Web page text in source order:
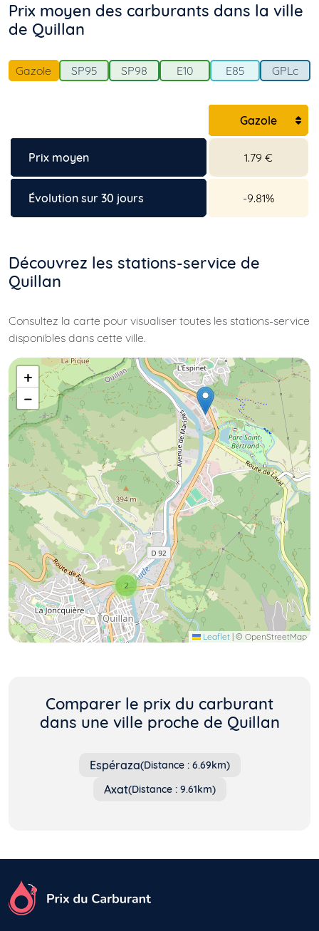
Prix moyen des carburants dans la ville
de Quillan
Gazole SP95 SP98 E10 E85 GPLc
Gazole
Prix moyen 1.79 €
Évolution sur 30 jours -9.81%
Découvrez les stations-service de
Quillan
Consultez la carte pour visualiser toutes les stations-service
disponibles dans cette ville.
2
+
−
Leaflet | © OpenStreetMap
Comparer le prix du carburant
dans une ville proche de Quillan
Espéraza(Distance : 6.69km)
Axat(Distance : 9.61km)